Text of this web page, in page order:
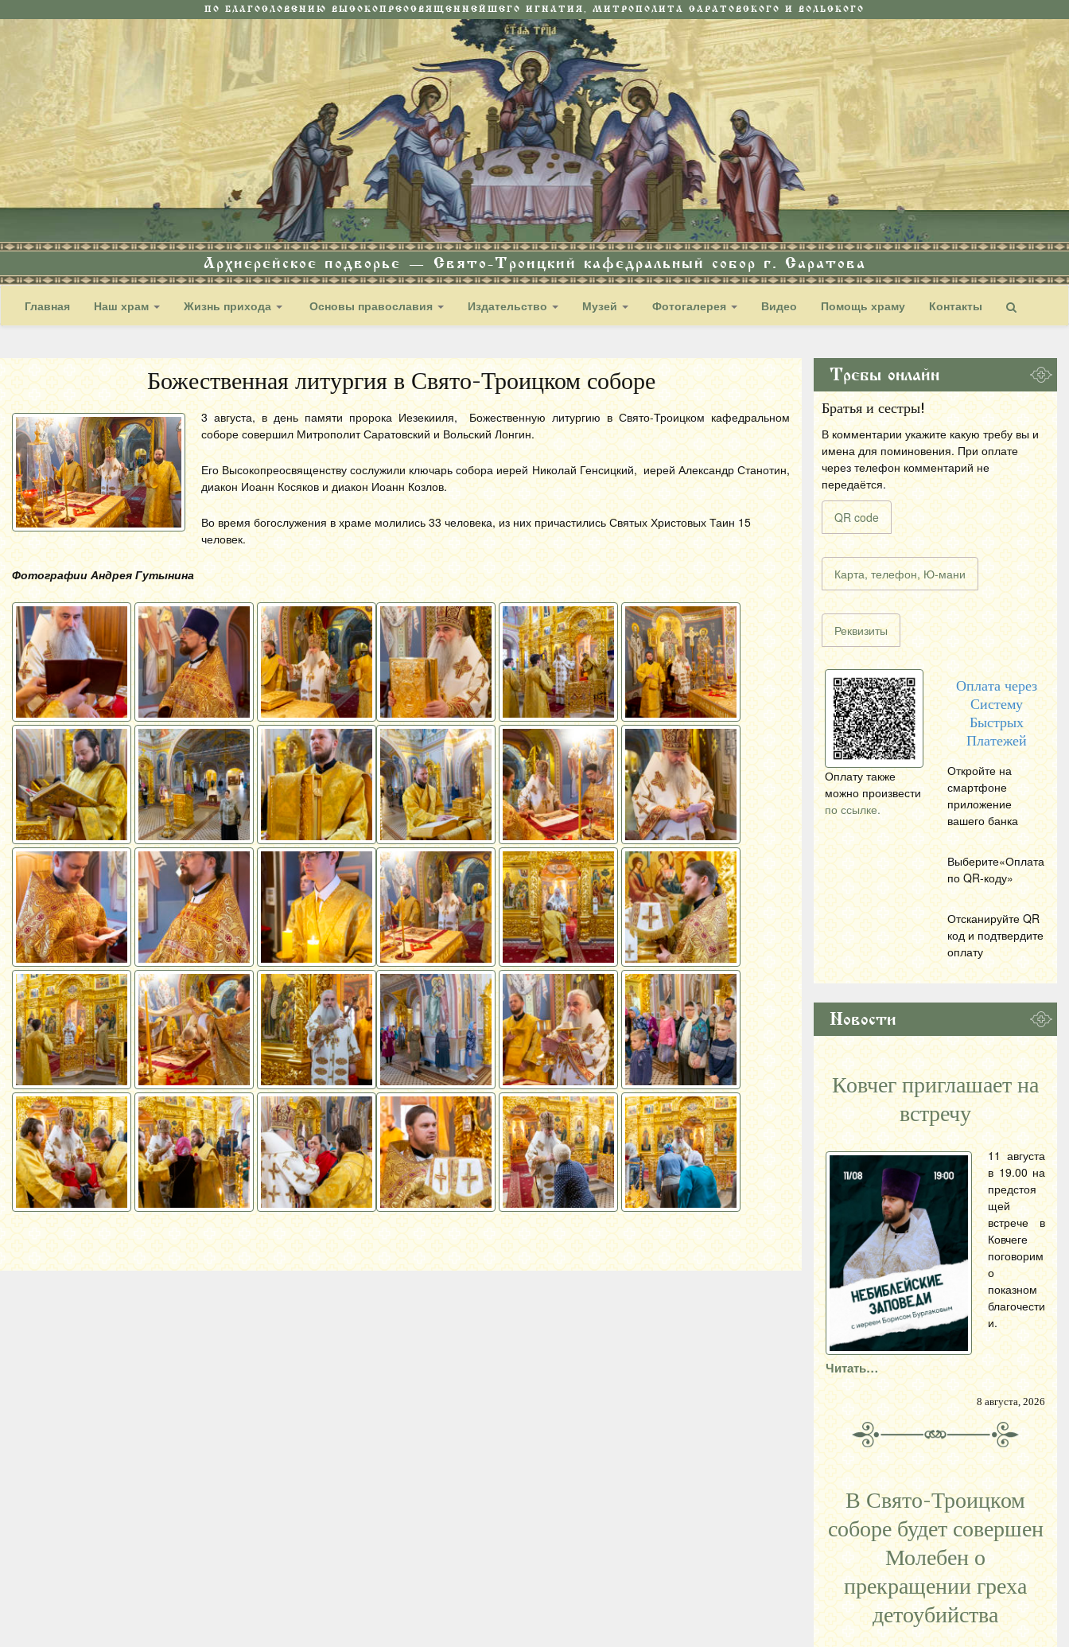
ПО БЛАГОСЛОВЕНИЮ ВЫСОКОПРЕОСВЯЩЕННЕЙШЕГО ИГНАТИЯ, МИТРОПОЛИТА САРАТОВСКОГО И ВОЛЬСКОГО
Архиерейское подворье — Свято-Троицкий кафедральный собор г. Саратова
Главная Наш храм Жизнь прихода Основы православия Издательство Музей Фотогалерея Видео Помощь храму Контакты
Божественная литургия в Свято-Троицком соборе
3 августа, в день памяти пророка Иезекииля, Божественную литургию в Свято-Троицком кафедральном
соборе совершил Митрополит Саратовский и Вольский Лонгин.
Его Высокопреосвященству сослужили ключарь собора иерей Николай Генсицкий, иерей Александр Станотин,
диакон Иоанн Косяков и диакон Иоанн Козлов.
Во время богослужения в храме молились 33 человека, из них причастились Святых Христовых Таин 15
человек.
Фотографии Андрея Гутынина
Требы онлайн
Братья и сестры!
В комментарии укажите какую требу вы и
имена для поминовения. При оплате
через телефон комментарий не
передаётся.
QR code
Карта, телефон, Ю-мани
Реквизиты
Оплату также
можно произвести
по ссылке.
Оплата через
Систему
Быстрых
Платежей
Откройте на
смартфоне
приложение
вашего банка
Выберите«Оплата
по QR-коду»
Отсканируйте QR
код и подтвердите
оплату
Новости
Ковчег приглашает на
встречу
11 августа
в 19.00 на
предстоя
щей
встрече в
Ковчеге
поговорим
о
показном
благочести
и.
Читать…
8 августа, 2026
В Свято-Троицком
соборе будет совершен
Молебен о
прекращении греха
детоубийства